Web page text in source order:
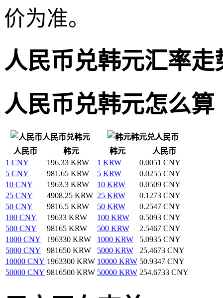
价为准。
人民币兑韩元汇率走
人民币兑韩元怎么算
人民币兑韩元
韩元兑人民币
人民币
韩元 韩元
人民币
1 CNY
196.33 KRW 1 KRW
0.0051 CNY
5 CNY
981.65 KRW 5 KRW
0.0255 CNY
10 CNY
1963.3 KRW 10 KRW
0.0509 CNY
25 CNY
4908.25 KRW 25 KRW
0.1273 CNY
50 CNY
9816.5 KRW 50 KRW
0.2547 CNY
100 CNY
19633 KRW 100 KRW
0.5093 CNY
500 CNY
98165 KRW 500 KRW
2.5467 CNY
1000 CNY
196330 KRW 1000 KRW
5.0935 CNY
5000 CNY
981650 KRW 5000 KRW
25.4673 CNY
10000 CNY 1963300 KRW 10000 KRW 50.9347 CNY
50000 CNY 9816500 KRW 50000 KRW 254.6733 CNY